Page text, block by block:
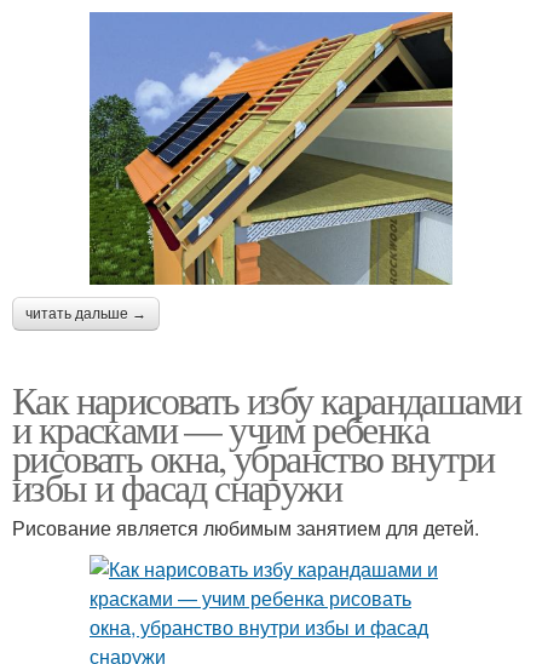
читать дальше →
Как нарисовать избу карандашами
и красками — учим ребенка
рисовать окна, убранство внутри
избы и фасад снаружи
Рисование является любимым занятием для детей.